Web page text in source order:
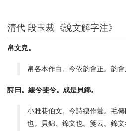
清代 段玉裁《說文解字注》
帛文皃。
帛各本作白。今依韵會正。韵會
詩曰。緀兮斐兮。成是貝錦。
小雅巷伯文。今詩緀作萋。毛
也。貝錦、錦文也。箋云。錦